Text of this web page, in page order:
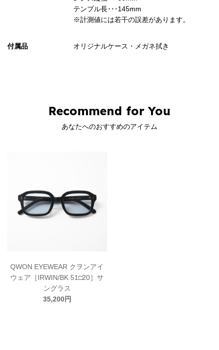
テンプル長･･･145mm
※計測値には若干の誤差があります。
付属品 オリジナルケース・メガネ拭き
Recommend for You
あなたへのおすすめのアイテム
QWON EYEWEAR クヲンアイ
ウェア［IRWIN/BK 51□20］サ
ングラス
35,200円